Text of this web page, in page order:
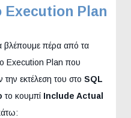
Execution Plan
βλέπουμε πέρα από τα
Execution Plan που
την εκτέλεση του στο SQL
το κουμπί Include Actual